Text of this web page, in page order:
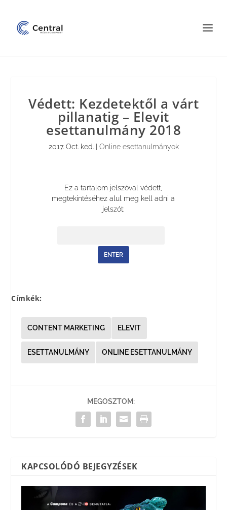
Védett: Kezdetektől a várt
pillanatig – Elevit
esettanulmány 2018
2017. Oct. ked.| Online esettanulmányok
Ez a tartalom jelszóval védett,
megtekintéséhez alul meg kell adni a
jelszót:
Címkék:
CONTENT MARKETING ELEVIT
ESETTANULMÁNY ONLINE ESETTANULMÁNY
MEGOSZTOM:
KAPCSOLÓDÓ BEJEGYZÉSEK